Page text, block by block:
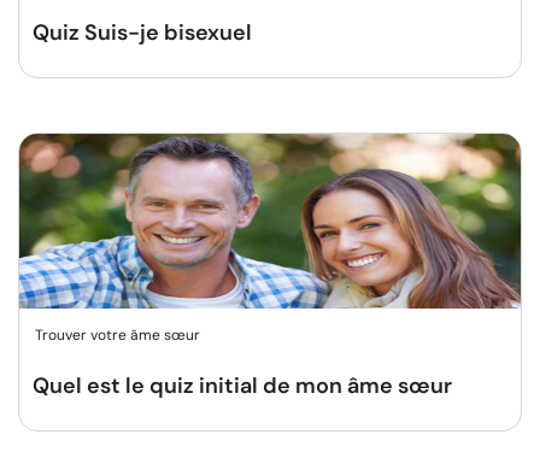
Quiz Suis-je bisexuel
Trouver votre âme sœur
Quel est le quiz initial de mon âme sœur